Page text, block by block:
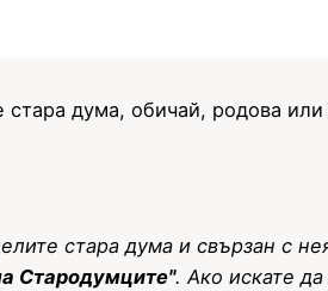
стара дума, обичай, родова
стара дума и свързан с
Стародумците". Ако искате